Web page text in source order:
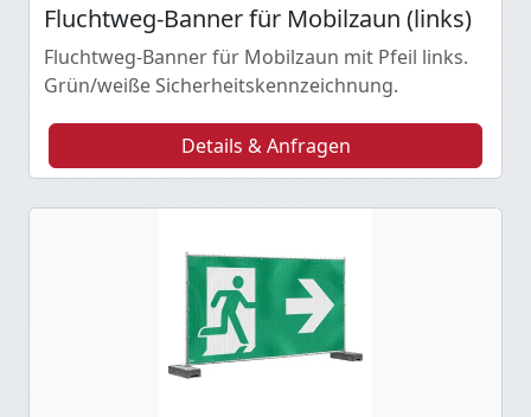
Fluchtweg-Banner für Mobilzaun (links)
Fluchtweg-Banner für Mobilzaun mit Pfeil links.
Grün/weiße Sicherheitskennzeichnung.
Details & Anfragen